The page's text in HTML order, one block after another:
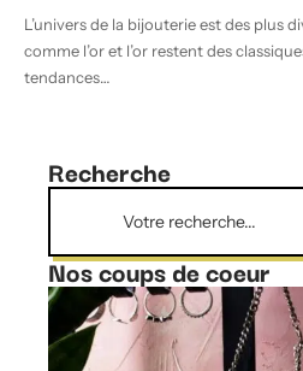
L’univers de la bijouterie est des plus
comme l’or et l’or restent des
tendances…
Recherche
Nos coups de coeur